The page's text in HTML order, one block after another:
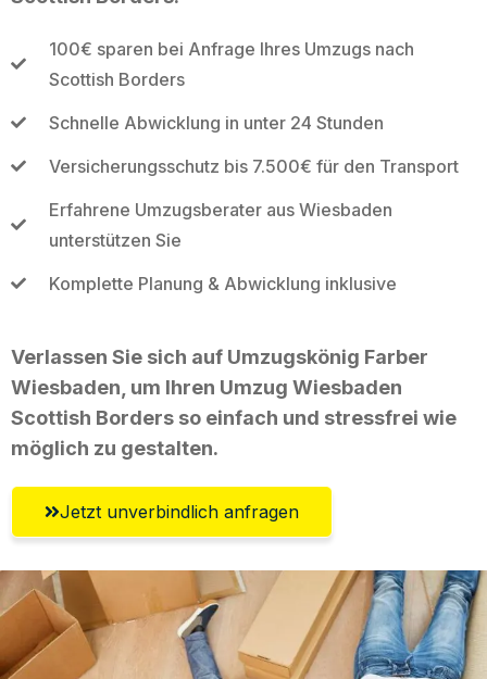
100€ sparen bei Anfrage Ihres Umzugs nach
Scottish Borders
Schnelle Abwicklung in unter 24 Stunden
Versicherungsschutz bis 7.500€ für den Transport
Erfahrene Umzugsberater aus Wiesbaden
unterstützen Sie
Komplette Planung & Abwicklung inklusive
Verlassen Sie sich auf Umzugskönig Farber
Wiesbaden, um Ihren Umzug Wiesbaden
Scottish Borders so einfach und stressfrei wie
möglich zu gestalten.
Jetzt unverbindlich anfragen